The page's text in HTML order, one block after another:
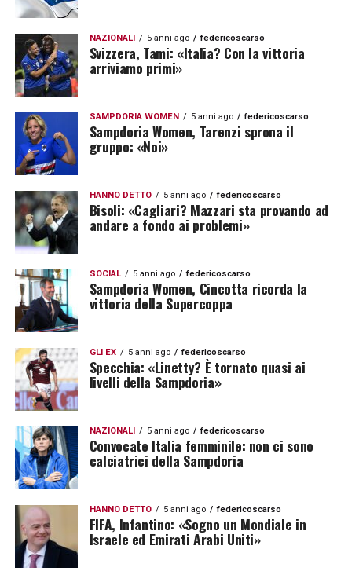
NAZIONALI 5 anni ago federicoscarso
Svizzera, Tami: «Italia? Con la vittoria
arriviamo primi»
SAMPDORIA WOMEN 5 anni ago federicoscarso
Sampdoria Women, Tarenzi sprona il
gruppo: «Noi»
HANNO DETTO 5 anni ago federicoscarso
Bisoli: «Cagliari? Mazzari sta provando ad
andare a fondo ai problemi»
SOCIAL 5 anni ago federicoscarso
Sampdoria Women, Cincotta ricorda la
vittoria della Supercoppa
GLI EX 5 anni ago federicoscarso
Specchia: «Linetty? È tornato quasi ai
livelli della Sampdoria»
NAZIONALI 5 anni ago federicoscarso
Convocate Italia femminile: non ci sono
calciatrici della Sampdoria
HANNO DETTO 5 anni ago federicoscarso
FIFA, Infantino: «Sogno un Mondiale in
Israele ed Emirati Arabi Uniti»